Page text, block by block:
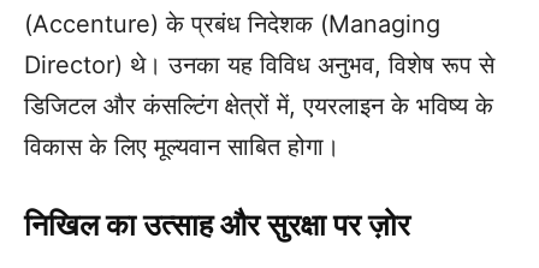
(Accenture) के प्रबंध निदेशक (Managing
Director) थे। उनका यह विविध अनुभव, विशेष रूप से
डिजिटल और कंसल्टिंग क्षेत्रों में, एयरलाइन के भविष्य के
विकास के लिए मूल्यवान साबित होगा।
निखिल का उत्साह और सुरक्षा पर ज़ोर